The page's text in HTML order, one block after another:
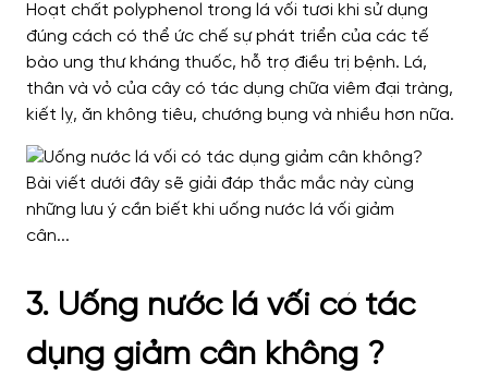
Hoạt chất polyphenol trong lá vối tươi khi sử dụng
đúng cách có thể ức chế sự phát triển của các tế
bào ung thư kháng thuốc, hỗ trợ điều trị bệnh. Lá,
thân và vỏ của cây có tác dụng chữa viêm đại tràng,
kiết lỵ, ăn không tiêu, chướng bụng và nhiều hơn nữa.
3. Uống nước lá vối có tác
dụng giảm cân không ?